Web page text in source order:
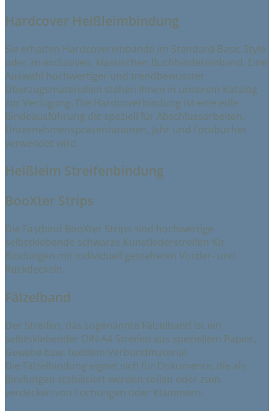
Hardcover Heißleimbindung
Sie erhalten Hardcovereinbände im Standard-Basic Style
oder im exclusiven, klassischen Buchbindereinband. Eine
Auswahl hochwertiger und trendbewusster
Überzugsmaterialien stehen Ihnen in unserem Katalog
zur Verfügung. Die Hardcoverbindung ist eine edle
Bindeausführung die speziell für Abschlussarbeiten,
Unternehmenspräsentationen, Jahr und Fotobücher
verwendet wird.
Heißleim Streifenbindung
BooXter Strips
Die Fastbind BooXter Strips sind hochwertige
selbstklebende schwarze Kunstlederstreifen für
Bindungen mit individuell gestalteten Vorder- und
Rückdeckeln.
Fälzelband
Der Streifen, das sogenannte Fälzelband ist ein
selbtsklebender DIN A4 Streifen aus speziellem Papier,
Gewebe bzw. textilem Verbundmaterial.
Die Fälzelbindung eignet sich für Dokumente, die als
Bindungen stabilisiert werden sollen oder zum
verdecken von Lochungen oder Klammern.